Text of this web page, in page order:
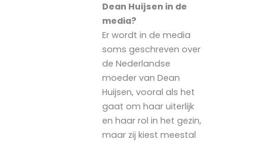
Dean Huijsen in de
media?
Er wordt in de media
soms geschreven over
de Nederlandse
moeder van Dean
Huijsen, vooral als het
gaat om haar uiterlijk
en haar rol in het gezin,
maar zij kiest meestal